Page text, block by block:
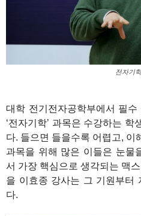
전자기
대학 전기전자공학부에서 필
‘전자기학’ 과목은 수강하는 학
다. 들으면 들을수록 어렵고, 이
과목을 위해 많은 이들은 눈물
서 가장 핵심으로 생각되는 맥
을 이효종 강사는 그 기원부터
다.